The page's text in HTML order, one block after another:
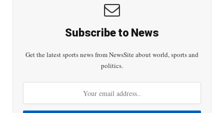
Subscribe to News
Get the latest sports news from NewsSite about world, sports and
politics.